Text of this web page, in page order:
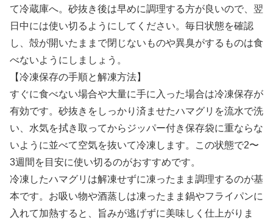
て冷蔵庫へ。砂抜き後は早めに調理する方が良いので、翌
日中には使い切るようにしてください。毎日状態を確認
し、殻が開いたままで閉じないものや異臭がするものは食
べないようにしましょう。
【冷凍保存の手順と解凍方法】
すぐに食べない場合や大量に手に入った場合は冷凍保存が
有効です。砂抜きをしっかり済ませたハマグリを流水で洗
い、水気を拭き取ってからジッパー付き保存袋に重ならな
いように並べて空気を抜いて冷凍します。この状態で2〜
3週間を目安に使い切るのがおすすめです。
冷凍したハマグリは解凍せずに凍ったまま調理するのが基
本です。お吸い物や酒蒸しは凍ったまま鍋やフライパンに
入れて加熱すると、旨みが逃げずに美味しく仕上がりま